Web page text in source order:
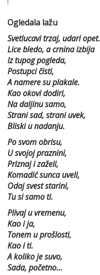
Ogledala lažu
Svetlucavi trzaj, udari opet.
Lice bledo, a crnina izbija
Iz tupog pogleda,
Postupci čisti,
A namere su plakale.
Kao okovi dodiri,
Na daljinu samo,
Strani sad, strani uvek,
Bliski u nadanju.
Po svom obrisu,
U svojoj praznini,
Priznaj i zaželi,
Komadić sunca uveli,
Odaj svest starini,
Tu si samo ti.
Plivaj u vremenu,
Kao i ja,
Tonem u prošlosti,
Kao i ti.
A koliko je suvo,
Sada, početno…